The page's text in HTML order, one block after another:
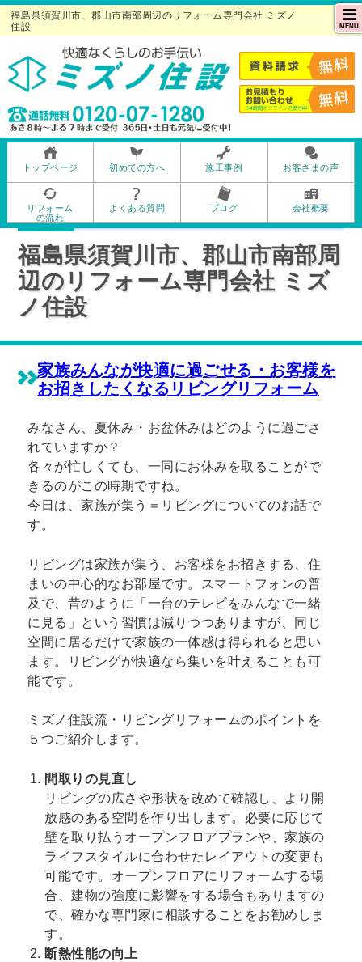
福島県須賀川市、郡山市南部周辺のリフォーム専門会社 ミズノ
住設
MENU
トップページ 初めての方へ 施工事例 お客さまの声
リフォーム
の流れ
よくある質問 ブログ 会社概要
福島県須賀川市、郡山市南部周
辺のリフォーム専門会社 ミズ
ノ住設
家族みんなが快適に過ごせる・お客様を
お招きしたくなるリビングリフォーム
みなさん、夏休み・お盆休みはどのように過ごさ
れていますか？
各々が忙しくても、一同にお休みを取ることがで
きるのがこの時期ですね。
今日は、家族が集う＝リビングについてのお話で
す。
リビングは家族が集う、お客様をお招きする、住
まいの中心的なお部屋です。スマートフォンの普
及で、昔のように「一台のテレビをみんなで一緒
に見る」という習慣は減りつつありますが、同じ
空間に居るだけで家族の一体感は得られると思い
ます。リビングが快適なら集いを叶えることも可
能です。
ミズノ住設流・リビングリフォームのポイントを
５つご紹介します。
間取りの見直し
リビングの広さや形状を改めて確認し、より開
放感のある空間を作り出します。必要に応じて
壁を取り払うオープンフロアプランや、家族の
ライフスタイルに合わせたレイアウトの変更も
可能です。オープンフロアにリフォームする場
合、建物の強度に影響をする場合もありますの
で、確かな専門家に相談することをお勧めしま
す。
断熱性能の向上